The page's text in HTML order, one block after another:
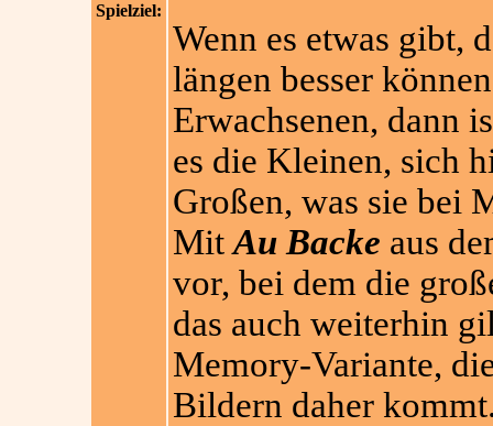
Spielziel:
Wenn es etwas gibt,
längen besser
Erwachsenen, dann
es die Kleinen, sich
Großen, was sie bei
MitAu Backe aus
vor, bei dem die
das auch weiterhin
Memory-Variante,
Bildern daher